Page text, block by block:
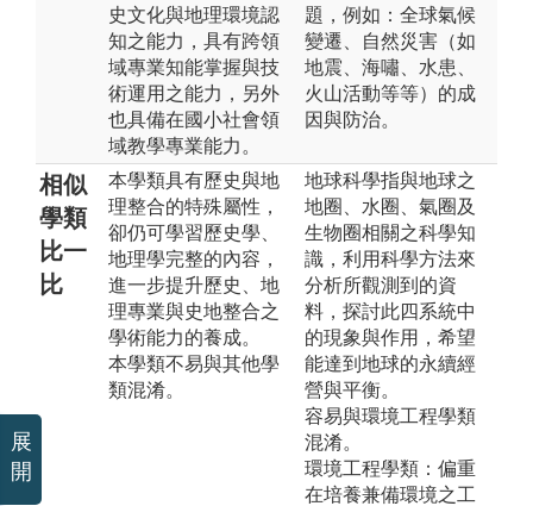
史文化與地理環境認
知之能力，具有跨領
域專業知能掌握與技
術運用之能力，另外
也具備在國小社會領
域教學專業能力。
題，例如：全球氣候
變遷、自然災害（如
地震、海嘯、水患、
火山活動等等）的成
因與防治。
相似
學類
比一
比
本學類具有歷史與地
理整合的特殊屬性，
卻仍可學習歷史學、
地理學完整的內容，
進一步提升歷史、地
理專業與史地整合之
學術能力的養成。
本學類不易與其他學
類混淆。
地球科學指與地球之
地圈、水圈、氣圈及
生物圈相關之科學知
識，利用科學方法來
分析所觀測到的資
料，探討此四系統中
的現象與作用，希望
能達到地球的永續經
營與平衡。
容易與環境工程學類
混淆。
環境工程學類：偏重
在培養兼備環境之工
展
開